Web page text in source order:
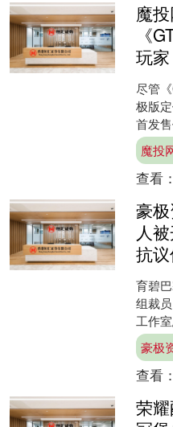
魔
《
玩家
尽管
极版
首发
前游
这款游
魔投
查看：
豪
人
抗
育碧
组裁
工作
工强
员会宣
豪极
查看：
荣